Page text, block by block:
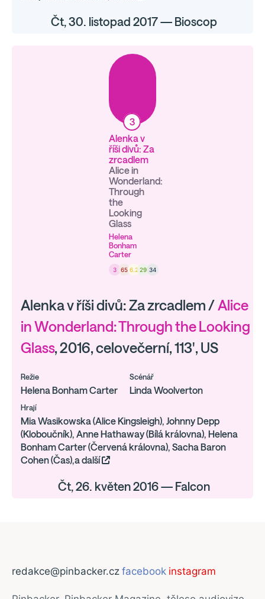
Čt, 30. listopad 2017 — Bioscop
3
Alenka v
říši divů: Za
zrcadlem
Alice in
Wonderland:
Through
the
Looking
Glass
Helena
Bonham
Carter
3 65 6.2 29 34
Alenka v říši divů: Za zrcadlem /Alice
in Wonderland: Through the Looking
Glass, 2016, celovečerní, 113', US
Režie
Helena Bonham Carter
Scénář
Linda Woolverton
Hrají
Mia Wasikowska (Alice Kingsleigh), Johnny Depp
(Kloboučník), Anne Hathaway (Bílá královna), Helena
Bonham Carter (Červená královna), Sacha Baron
Cohen (Čas),a další
Čt, 26. květen 2016 — Falcon
redakce@pinbacker.cz facebook instagram